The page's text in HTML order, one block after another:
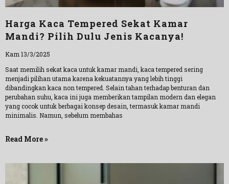
Harga Kaca Tempered Sekat Kamar
Mandi? Pilih Dulu Jenis Kacanya!
Kam 13/3/2025
Saat memilih sekat kaca untuk kamar mandi, kaca tempered sering
menjadi pilihan utama karena kekuatannya yang lebih tinggi
dibandingkan kaca non tempered. Selain tahan terhadap benturan dan
perubahan suhu, kaca ini juga memberikan tampilan modern dan elegan
yang cocok untuk berbagai konsep desain, termasuk kamar mandi
minimalis. Namun, sebelum membahas
Read More »